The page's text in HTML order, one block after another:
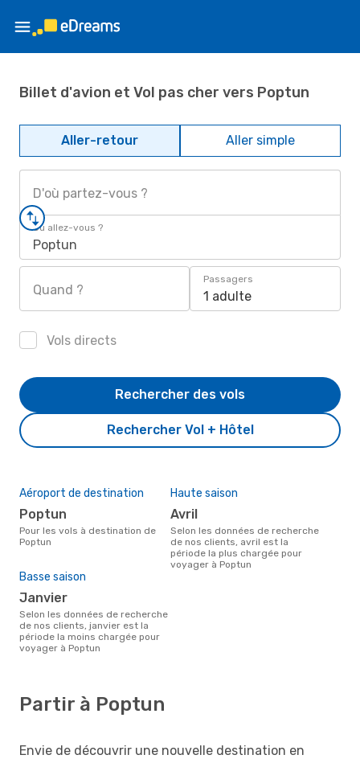
Billet d'avion et Vol pas cher vers Poptun
Aller-retour Aller simple
D'où partez-vous ?
Où allez-vous ?
Poptun
Quand ?
Passagers
1 adulte
Vols directs
Rechercher Vol + Hôtel
Rechercher des vols
Aéroport de destination
Poptun
Pour les vols à destination de
Poptun
Haute saison
avril
Selon les données de recherche
de nos clients, avril est la
période la plus chargée pour
voyager à Poptun
Basse saison
janvier
Selon les données de recherche
de nos clients, janvier est la
période la moins chargée pour
voyager à Poptun
Partir à Poptun
Envie de découvrir une nouvelle destination en